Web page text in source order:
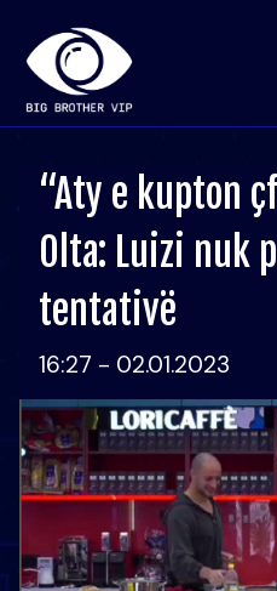
“Aty e kupton
Olta: Luizi nuk
tentativë
16:27 - 02.01.2023